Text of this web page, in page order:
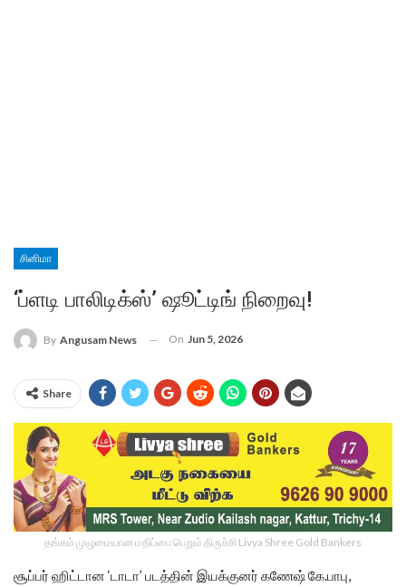
சினிமா
‘ப்ளடி பாலிடிக்ஸ்’ ஷூட்டிங் நிறைவு!
By Angusam News On Jun 5, 2026
Share
தங்கம் முழுமையான மதிப்பை பெறும் திருச்சி Livya Shree Gold Bankers
சூப்பர் ஹிட்டான ‘டாடா’ படத்தின் இயக்குனர் கணேஷ் கே.பாபு,